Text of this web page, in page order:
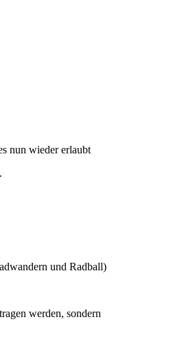
nun wieder erlaubt
und Radball)
werden, sondern